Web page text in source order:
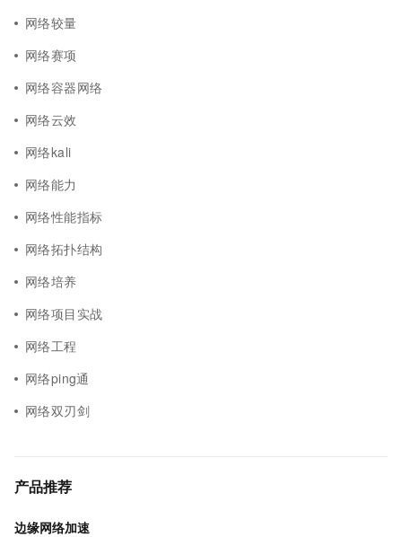
网络较量
网络赛项
网络容器网络
网络云效
网络kali
网络能力
网络性能指标
网络拓扑结构
网络培养
网络项目实战
网络工程
网络ping通
网络双刃剑
产品推荐
边缘网络加速